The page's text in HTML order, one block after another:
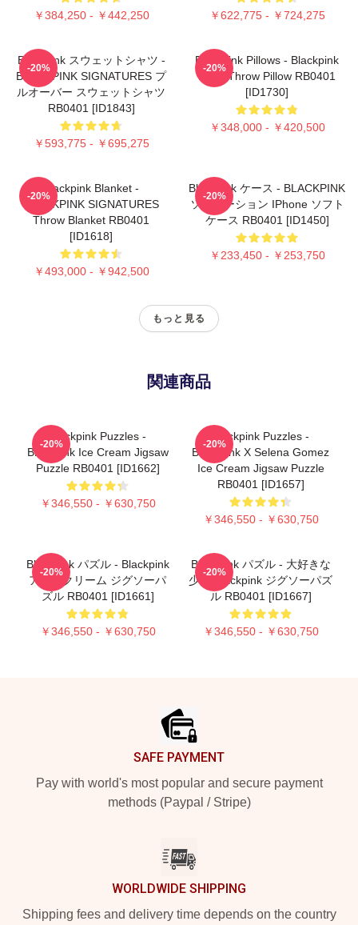
￥384,250 - ￥442,250 ￥622,775 - ￥724,275
Blackpink スウェットシャツ -
BLACKPINK SIGNATURES プ
ルオーバー スウェットシャツ
RB0401 [ID1843]
￥593,775 - ￥695,275
-20%
Blackpink Pillows - Blackpink
Rosé Throw Pillow RB0401
[ID1730]
￥348,000 - ￥420,500
-20%
Blackpink Blanket -
BLACKPINK SIGNATURES
Throw Blanket RB0401
[ID1618]
￥493,000 - ￥942,500
-20%
Blackpink ケース - BLACKPINK
ソリューション IPhone ソフト
ケース RB0401 [ID1450]
￥233,450 - ￥253,750
-20%
もっと見る
関連商品
Blackpink Puzzles -
Blackpink Ice Cream Jigsaw
Puzzle RB0401 [ID1662]
￥346,550 - ￥630,750
-20%
Blackpink Puzzles -
BlackPink X Selena Gomez
Ice Cream Jigsaw Puzzle
RB0401 [ID1657]
￥346,550 - ￥630,750
-20%
Blackpink パズル - Blackpink
アイスクリーム ジグソーパ
ズル RB0401 [ID1661]
￥346,550 - ￥630,750
-20%
Blackpink パズル - 大好きな
少女 Blackpink ジグソーパズ
ル RB0401 [ID1667]
￥346,550 - ￥630,750
-20%
SAFE PAYMENT
Pay with world's most popular and secure payment
methods (Paypal / Stripe)
WORLDWIDE SHIPPING
Shipping fees and delivery time depends on the country